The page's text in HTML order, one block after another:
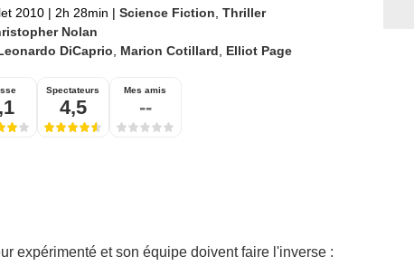
2010 | 2h 28min | Science Fiction Thriller
Nolan
DiCaprio Marion Cotillard Elliot Page
Spectateurs
4,5
Mes amis
--
expérimenté et son équipe doivent faire l'inverse :